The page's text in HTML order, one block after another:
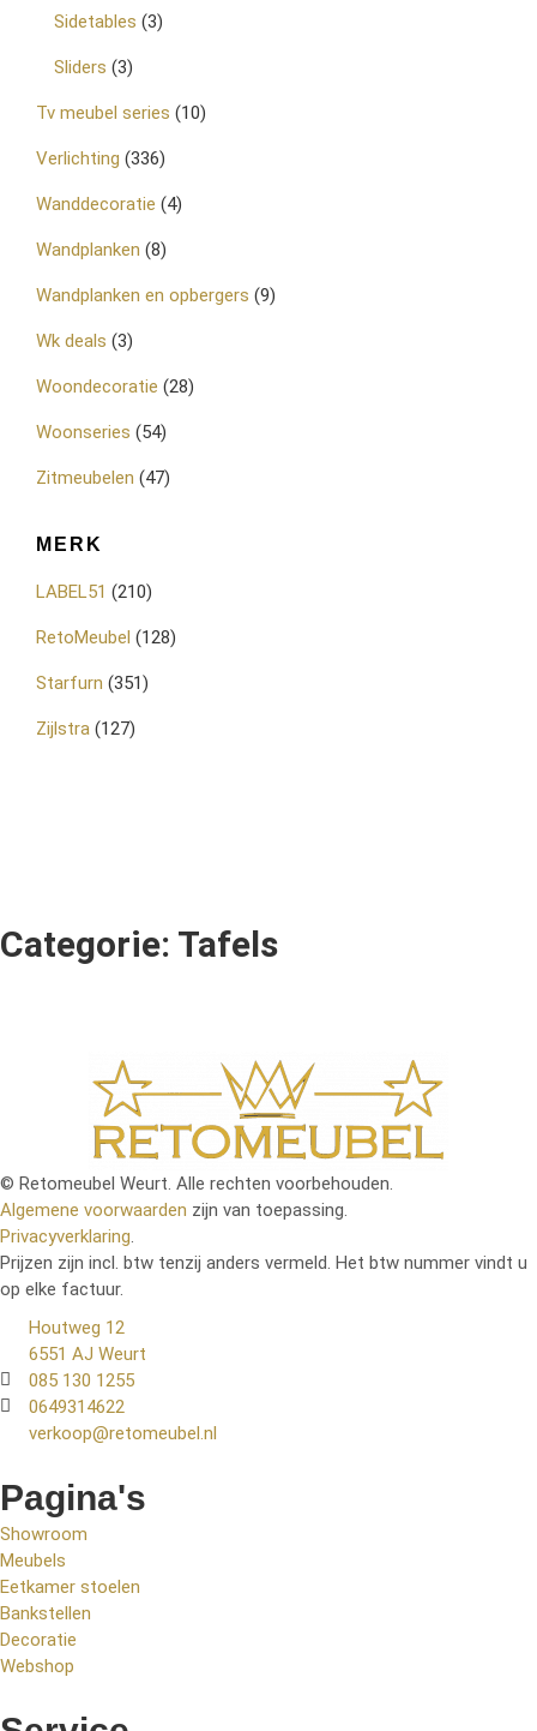
Sidetables (3)
Sliders (3)
Tv meubel series (10)
Verlichting (336)
Wanddecoratie (4)
Wandplanken (8)
Wandplanken en opbergers (9)
Wk deals (3)
Woondecoratie (28)
Woonseries (54)
Zitmeubelen (47)
MERK
LABEL51 (210)
RetoMeubel (128)
Starfurn (351)
Zijlstra (127)
Categorie: Tafels
© Retomeubel Weurt. Alle rechten voorbehouden.
Algemene voorwaarden zijn van toepassing.
Privacyverklaring
Prijzen zijn incl. btw tenzij anders vermeld. Het btw nummer vindt u
op elke factuur.
Houtweg 12
6551 AJ Weurt
085 130 1255
0649314622
verkoop@retomeubel.nl
Pagina's
Showroom
Meubels
Eetkamer stoelen
Bankstellen
Decoratie
Webshop